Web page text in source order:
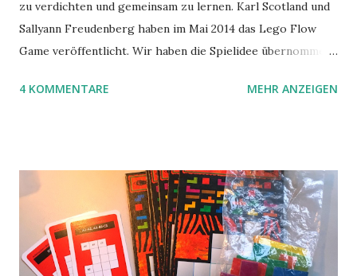
zu verdichten und gemeinsam zu lernen. Karl Scotland und
Sallyann Freudenberg haben im Mai 2014 das Lego Flow
Game veröffentlicht. Wir haben die Spielidee übernommen,
benutzen wir Material aus Grzegorz Rejchtmans Ubongo-
4 KOMMENTARE MEHR ANZEIGEN